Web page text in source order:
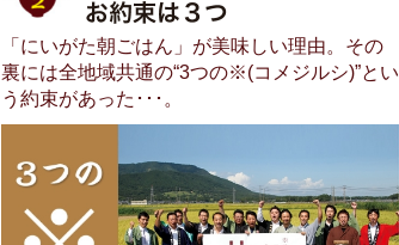
「にいがた朝ごはん」が美味しい理由。その
裏には全地域共通の“3つの※(コメジルシ)”とい
う約束があった･･･。